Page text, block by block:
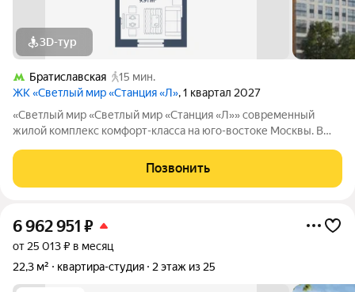
3D-тур
Братиславская
15 мин.
ЖК «Светлый мир «Станция «Л», 1 квартал 2027
«Светлый мир «Светлый мир «Станция «Л»» современный
жилой комплекс комфорт-класса на юго-востоке Москвы. В
благоустроенные дворы без машин, детские игровые
комплексы, спортивные площадки и многое другое.
Позвонить
6 962 951 ₽
от 25 013 ₽ в месяц
22,3 м²
квартира-студия 2 этаж из 25